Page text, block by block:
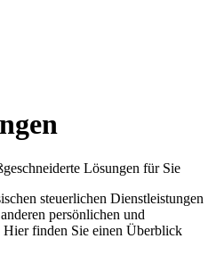
Lösungen für Sie
steuerlichen Dienstleistungen
persönlichen und
Hier finden Sie einen Überblick